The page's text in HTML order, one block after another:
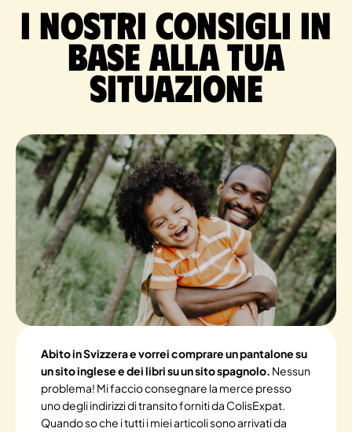
I nostri consigli in
base alla tua
situazione
Abito in Svizzera e vorrei comprare un pantalone su
un sito inglese e dei libri su un sito spagnolo. Nessun
problema! Mi faccio consegnare la merce presso
uno degli indirizzi di transito forniti da ColisExpat.
Quando so che i tutti i miei articoli sono arrivati da